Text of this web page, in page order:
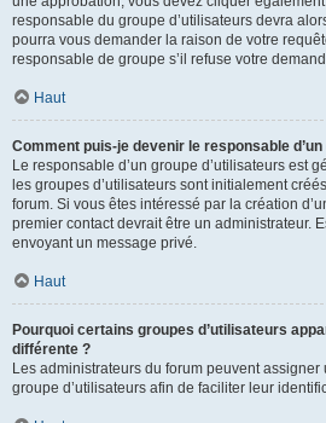
responsable du groupe d’utilisateurs devra
pourra vous demander la raison de votre
responsable de groupe s’il refuse votre
Haut
Comment puis-je devenir le responsable
Le responsable d’un groupe d’utilisateurs est
les groupes d’utilisateurs sont initialement
forum. Si vous êtes intéressé par la création
premier contact devrait être un administrateur.
envoyant un message privé.
Haut
Pourquoi certains groupes d’utilisateurs
différente ?
Les administrateurs du forum peuvent assigner
groupe d’utilisateurs afin de faciliter leur